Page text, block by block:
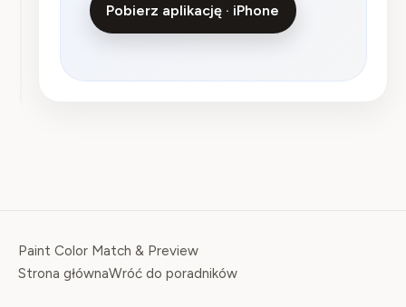
Pobierz aplikację · iPhone
Paint Color Match & Preview
Strona głównaWróć do poradników